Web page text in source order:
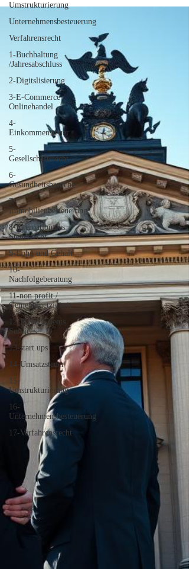
Umstrukturierung
Unternehmensbesteuerung
Verfahrensrecht
1-Buchhaltung
/Jahresabschluss
2-Digitslisierung
3-E-Commerce /
Onlinehandel
4-
Einkommensteuer
5-
Gesellschaftsrecht
6-
Gesundheitsbranche
7-
Immobilienbesteuerung
8-Internationales
Steuerrecht
9-Lohn und Gehalt
10-
Nachfolgeberatung
11-non profit /
Gemeinnuetzigkeit
12-Privat Clients
Services
13-start ups
14-Umsatzsteuer
15-
Umstrukturierung
16-
Unternehmensbesteuerung
17-Verfahrensrecht